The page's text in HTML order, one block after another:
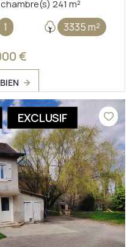
Maison 8 pièce(s) 4 chambre(s) 241 m²
1 3335 m²
€
EXCLUSIF